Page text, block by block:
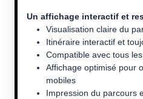
Un affichage interactif et
Visualisation claire du
Itinéraire interactif et
Compatible avec tous
Affichage optimisé pour
mobiles
Impression du parcours